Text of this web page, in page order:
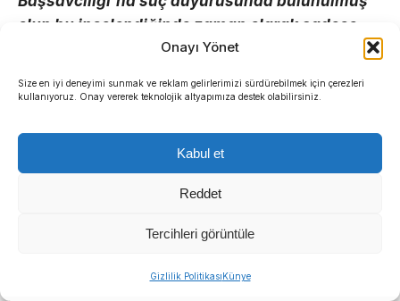
Onayı Yönet
Size en iyi deneyimi sunmak ve reklam gelirlerimizi sürdürebilmek için çerezleri
kullanıyoruz. Onay vererek teknolojik altyapımıza destek olabilirsiniz.
Kabul et
Reddet
Tercihleri görüntüle
Gizlilik PolitikasıKünye
olup bu incelendiğinde zaman olarak sadece
‘bugün’ yazılıdır. Başkaca bir zaman birimi
içerisinde 461 adet yazışma yapılmış olup, tüm
her iki tarafça yapılmıştır. (Her iki taraf da
‘mahf ederim’ seklinde hatalı yerden gün
alınmıştır. Ayrıca karşılıklı yapıldığı iddia edilen
ayırarak kelime kullanmakta, ‘de, da’ bağlaçları